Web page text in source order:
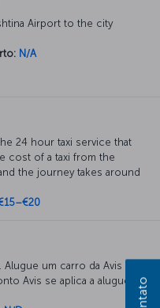
Airport to the city
N/A
24 hour taxi service that
cost of a taxi from the
the journey takes around
um carro da Avis e
Avis se aplica a aluguéis